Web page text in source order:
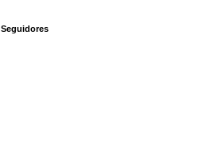
Seguidores